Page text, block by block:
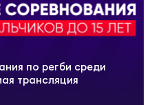
по регби среди
трансляция